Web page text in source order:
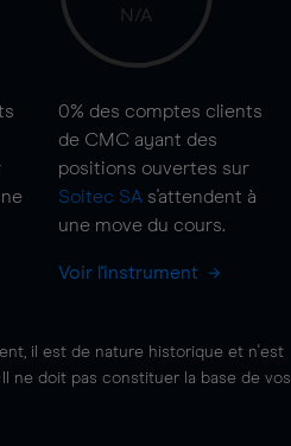
N/A
0% des comptes clients
de CMC ayant des
positions ouvertes sur
Soitec SA s'attendent à
une move du cours.
Voir l'instrument
il est de nature historique et n'est
ne doit pas constituer la base de vos